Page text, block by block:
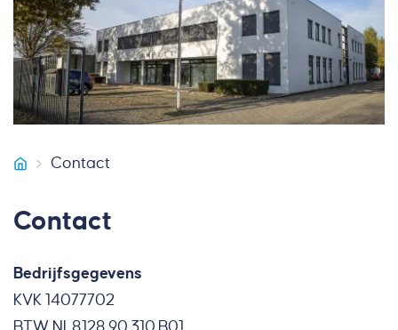
Smeets Vastgoedservice
Contact
Contact
Bedrijfsgegevens
KVK 14077702